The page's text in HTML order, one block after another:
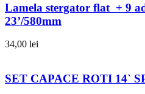
Lamela stergator flat + 9
23’/580mm
34,00 lei
SET CAPACE ROTI 14`